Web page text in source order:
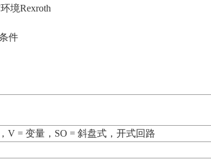
境Rexroth
件
V = 变量，SO = 斜盘式，开式回路